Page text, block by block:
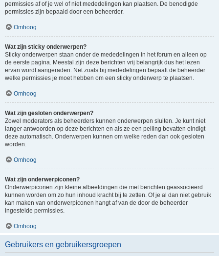
permissies af of je wel of niet mededelingen kan plaatsen. De benodigde
permissies zijn bepaald door een beheerder.
Omhoog
Wat zijn sticky onderwerpen?
Sticky onderwerpen staan onder de mededelingen in het forum en alleen op
de eerste pagina. Meestal zijn deze berichten vrij belangrijk dus het lezen
ervan wordt aangeraden. Net zoals bij mededelingen bepaalt de beheerder
welke permissies je moet hebben om een sticky onderwerp te plaatsen.
Omhoog
Wat zijn gesloten onderwerpen?
Zowel moderators als beheerders kunnen onderwerpen sluiten. Je kunt niet
langer antwoorden op deze berichten en als ze een peiling bevatten eindigt
deze automatisch. Onderwerpen kunnen om welke reden dan ook gesloten
worden.
Omhoog
Wat zijn onderwerpiconen?
Onderwerpiconen zijn kleine afbeeldingen die met berichten geassocieerd
kunnen worden om zo hun inhoud kracht bij te zetten. Of je al dan niet gebruik
kan maken van onderwerpiconen hangt af van de door de beheerder
ingestelde permissies.
Omhoog
Gebruikers en gebruikersgroepen